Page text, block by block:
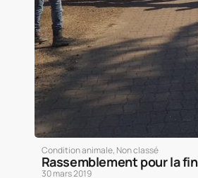
Condition animale, Non classé
Rassemblement pour la
30 mars 2019